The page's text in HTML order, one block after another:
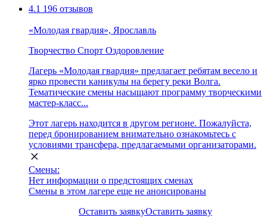
4.1 196 отзывов
«Молодая гвардия», Ярославль
Творчество Спорт Оздоровление
Лагерь «Молодая гвардия» предлагает ребятам весело и
ярко провести каникулы на берегу реки Волга.
Тематические смены насыщают программу творческими
мастер-класс...
Этот лагерь находится в другом регионе. Пожалуйста,
перед бронированием внимательно ознакомьтесь с
условиями трансфера, предлагаемыми организаторами.
Смены:
Нет информации о предстоящих сменах
Смены в этом лагере еще не анонсированы
Оставить заявкуОставить заявку